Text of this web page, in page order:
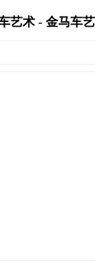
艺术 - 金马车